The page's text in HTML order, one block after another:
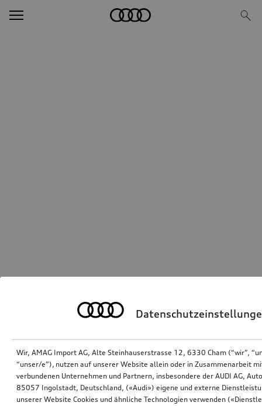
Wir, AMAG Import AG, Alte Steinhauserstrasse 12, 6330 Cham (“wir”,
“unser/e”), nutzen auf unserer Website allein oder in Zusammenarbeit
verbundenen Unternehmen und Partnern, insbesondere der AUDI AG,
85057 Ingolstadt, Deutschland, («Audi») eigene und externe
unserer Website Cookies und ähnliche Technologien verwenden